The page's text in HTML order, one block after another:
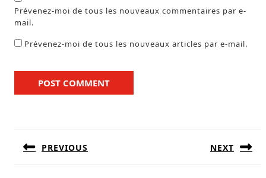
Prévenez-moi de tous les nouveaux commentaires par e-
mail.
Prévenez-moi de tous les nouveaux articles par e-mail.
PREVIOUS NEXT